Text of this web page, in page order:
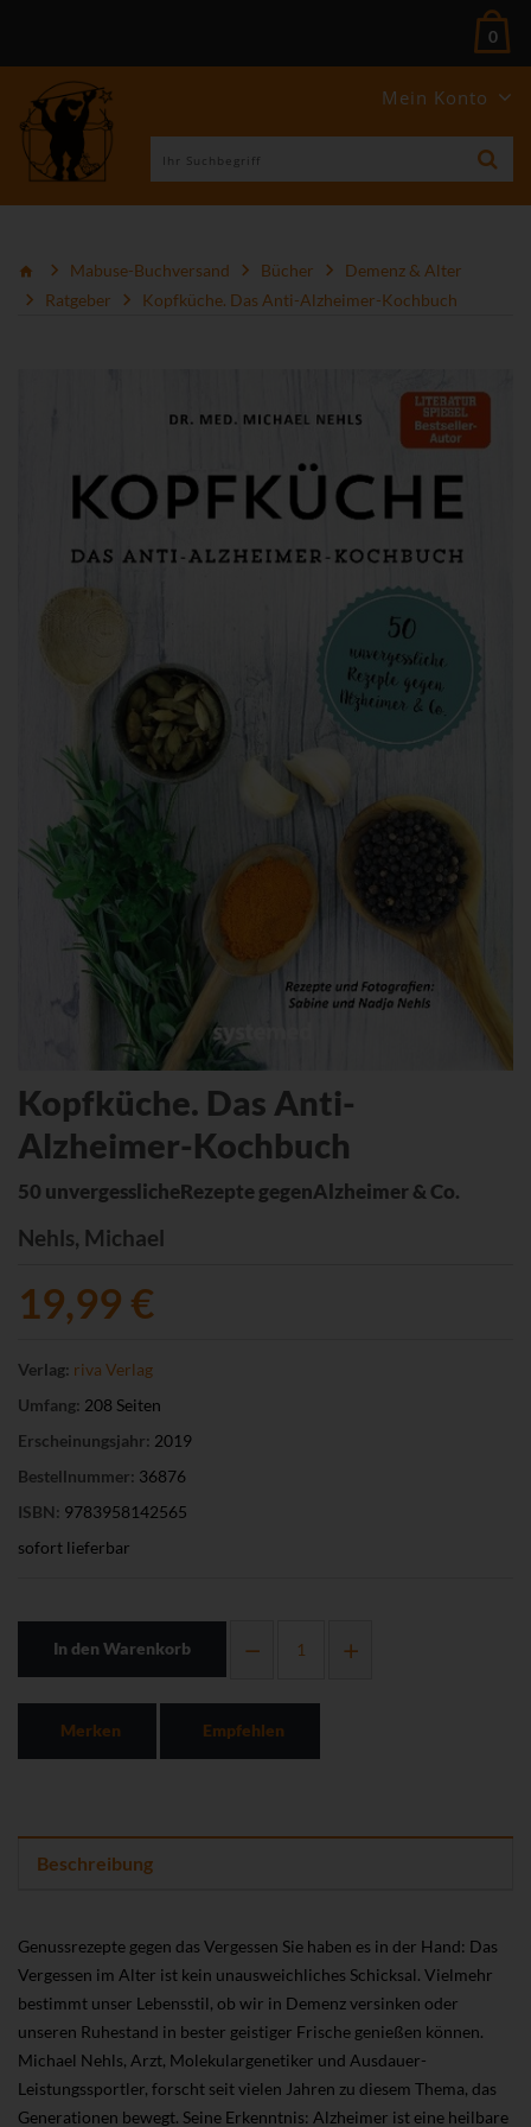
Mein Konto
0
Mabuse-Buchversand Bücher
Demenz & Alter
Ratgeber
Kopfküche. Das Anti-Alzheimer-Kochbuch
Kopfküche. Das Anti-
Alzheimer-Kochbuch
50 unvergesslicheRezepte gegenAlzheimer & Co.
Nehls, Michael
19,99 €
Verlag: riva Verlag
Umfang: 208 Seiten
Erscheinungsjahr: 2019
Bestellnummer: 36876
ISBN: 9783958142565
sofort lieferbar
In den Warenkorb
Merken Empfehlen
Beschreibung
Genussrezepte gegen das Vergessen Sie haben es in der Hand: Das
Vergessen im Alter ist kein unausweichliches Schicksal. Vielmehr
bestimmt unser Lebensstil, ob wir in Demenz versinken oder
unseren Ruhestand in bester geistiger Frische genießen können.
Michael Nehls, Arzt, Molekulargenetiker und Ausdauer-
Leistungssportler, forscht seit vielen Jahren zu diesem Thema, das
Generationen bewegt. Seine Erkenntnis: Alzheimer ist eine heilbare